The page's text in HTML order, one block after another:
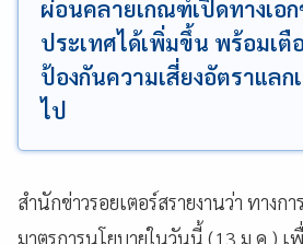
ผ่อนคลายเกณฑ์เปิดทางเอ
ประเทศได้เพิ่มขึ้น พร้อมเตื
ป้องกันความเสี่ยงอัตราแลก
ไป
สำนักข่าวรอยเตอร์สรายงานว่า ทางก
มาตรการนโยบายในวันนี้ (13 ม.ค.)